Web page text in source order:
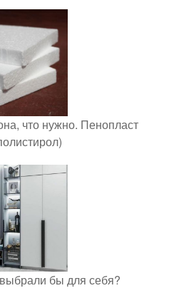
что нужно. Пенопласт
бы для себя?